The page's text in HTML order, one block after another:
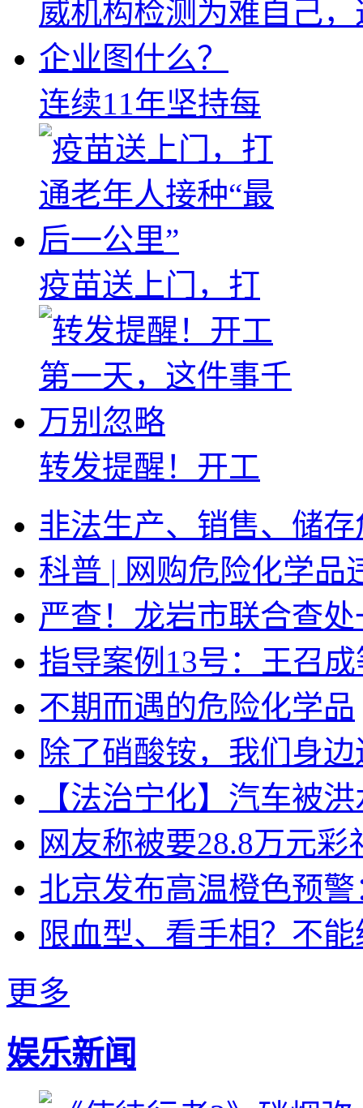
连续11年坚持每
疫苗送上门，打
转发提醒！开工
非法生产、销售、储
科普 | 网购危险化学品
严查！龙岩市联合查
指导案例13号：王召
不期而遇的危险化学品
除了硝酸铵，我们身
【法治宁化】汽车被
网友称被要28.8万元
北京发布高温橙色预
限血型、看手相？不
更多
娱乐新闻